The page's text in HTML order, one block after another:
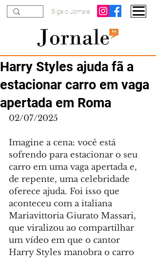
Siga o Jornale
Harry Styles ajuda fã a
estacionar carro em vaga
apertada em Roma
02/07/2025
Imagine a cena: você está
sofrendo para estacionar o seu
carro em uma vaga apertada e,
de repente, uma celebridade
oferece ajuda. Foi isso que
aconteceu com a italiana
Mariavittoria Giurato Massari,
que viralizou ao compartilhar
um vídeo em que o cantor
Harry Styles manobra o carro